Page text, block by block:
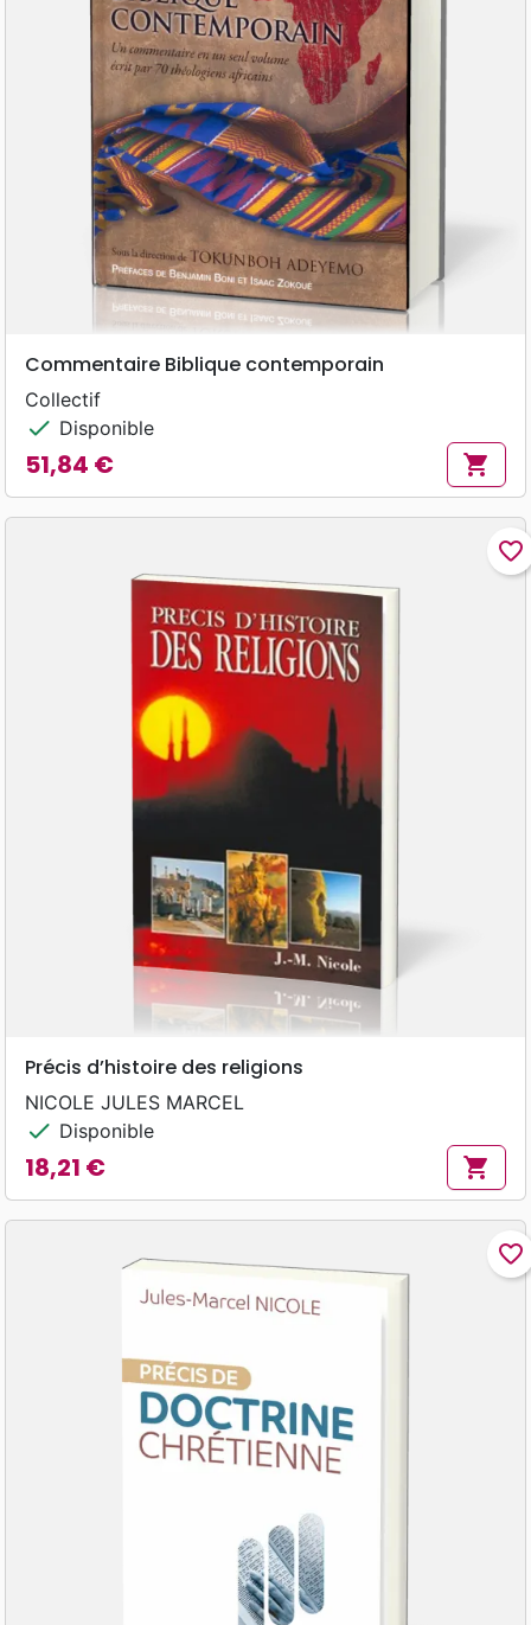
Commentaire Biblique contemporain
Collectif
check Disponible
Prix
51,84 € shopping_cart
favorite_border
Précis d’histoire des religions
NICOLE JULES MARCEL
check Disponible
Prix
18,21 € shopping_cart
favorite_border